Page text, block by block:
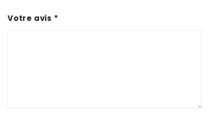
Votre avis *